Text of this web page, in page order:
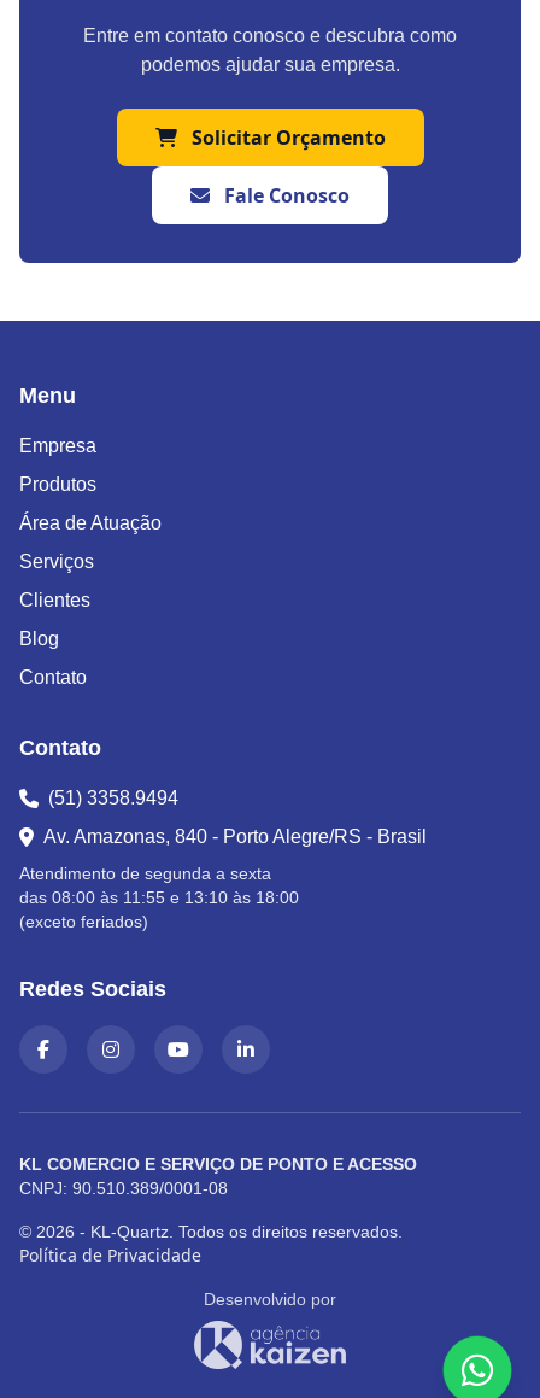
Entre em contato conosco e descubra como
podemos ajudar sua empresa.
Solicitar Orçamento
Fale Conosco
Menu
Empresa
Produtos
Área de Atuação
Serviços
Clientes
Blog
Contato
Contato
(51) 3358.9494
Av. Amazonas, 840 - Porto Alegre/RS - Brasil
Atendimento de segunda a sexta
das 08:00 às 11:55 e 13:10 às 18:00
(exceto feriados)
Redes Sociais
KL COMERCIO E SERVIÇO DE PONTO E ACESSO
CNPJ: 90.510.389/0001-08
© 2026 - KL-Quartz. Todos os direitos reservados.
Política de Privacidade
Desenvolvido por